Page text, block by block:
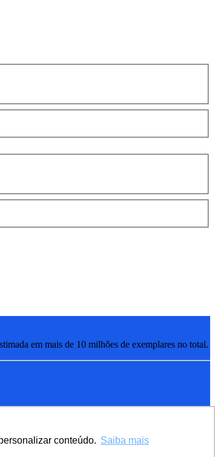
conteúdo. Saiba mais
em mais de 10 milhões de exemplares no total.